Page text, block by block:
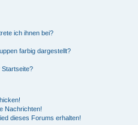
ich ihnen bei?
farbig dargestellt?
Startseite?
Nachrichten!
dieses Forums erhalten!